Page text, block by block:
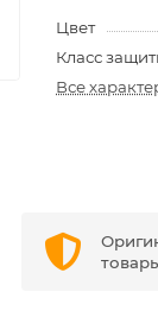
Цвет
Класс
Все